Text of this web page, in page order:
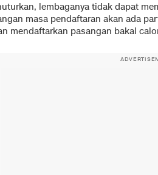
lembaganya tidak dapat
masa pendaftaran akan ada
mendaftarkan pasangan bakal